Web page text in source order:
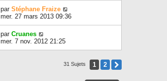
par Stéphane Fraize
mer. 27 mars 2013 09:36
par Cruanes
mer. 7 nov. 2012 21:25
31 Sujets 1 2